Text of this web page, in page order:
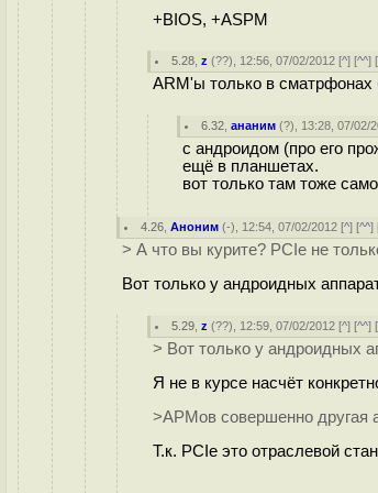
+BIOS, +ASPM
5.28 ,z (??), 12:56, 07/02/2012 [^] [^^] [
ARM'ы только в
6.32 ,ананим (?), 13:28, 07/02/
с андроидом (про его
ещё в планшетах.
вот только там тоже
4.26 ,Аноним (-), 12:54, 07/02/2012 [^] [^^]
> А что вы курите? PCIe не
Вот только у андроидных
5.29 ,z (??), 12:59, 07/02/2012 [^] [^^] [
> Вот только у андроидных
Я не в курсе насчёт
>АРМов совершенно другая
Т.к. PCIe это отраслевой